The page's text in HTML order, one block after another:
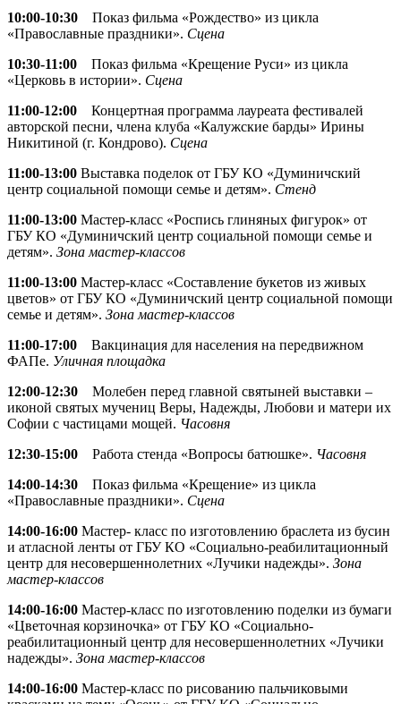
10:00-10:30 Показ фильма «Рождество» из цикла
«Православные праздники». Сцена
10:30-11:00 Показ фильма «Крещение Руси» из цикла
«Церковь в истории». Сцена
11:00-12:00 Концертная программа лауреата фестивалей
авторской песни, члена клуба «Калужские барды» Ирины
Никитиной (г. Кондрово). Сцена
11:00-13:00 Выставка поделок от ГБУ КО «Думиничский
центр социальной помощи семье и детям». Стенд
11:00-13:00 Мастер-класс «Роспись глиняных фигурок» от
ГБУ КО «Думиничский центр социальной помощи семье и
детям». Зона мастер-классов
11:00-13:00 Мастер-класс «Составление букетов из живых
цветов» от ГБУ КО «Думиничский центр социальной помощи
семье и детям». Зона мастер-классов
11:00-17:00 Вакцинация для населения на передвижном
ФАПе. Уличная площадка
12:00-12:30 Молебен перед главной святыней выставки –
иконой святых мучениц Веры, Надежды, Любови и матери их
Софии с частицами мощей. Часовня
12:30-15:00 Работа стенда «Вопросы батюшке». Часовня
14:00-14:30 Показ фильма «Крещение» из цикла
«Православные праздники». Сцена
14:00-16:00 Мастер- класс по изготовлению браслета из бусин
и атласной ленты от ГБУ КО «Социально-реабилитационный
центр для несовершеннолетних «Лучики надежды». Зона
мастер-классов
14:00-16:00 Мастер-класс по изготовлению поделки из бумаги
«Цветочная корзиночка» от ГБУ КО «Социально-
реабилитационный центр для несовершеннолетних «Лучики
надежды». Зона мастер-классов
14:00-16:00 Мастер-класс по рисованию пальчиковыми